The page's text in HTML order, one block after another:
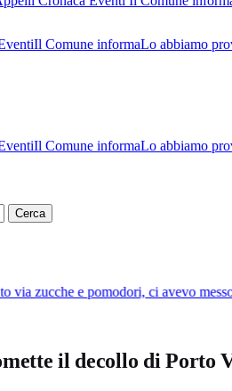
Il Comune informaLo abbiamo
Il Comune informaLo abbiamo
Cerca
zucche e pomodori, ci avevo messo
il decollo di Porto